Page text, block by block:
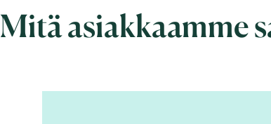
Mitä asiakkaamme